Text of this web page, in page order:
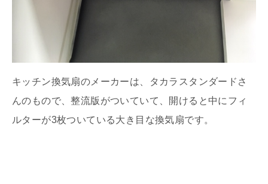
キッチン換気扇のメーカーは、タカラスタンダードさ
んのもので、整流版がついていて、開けると中にフィ
ルターが3枚ついている大き目な換気扇です。